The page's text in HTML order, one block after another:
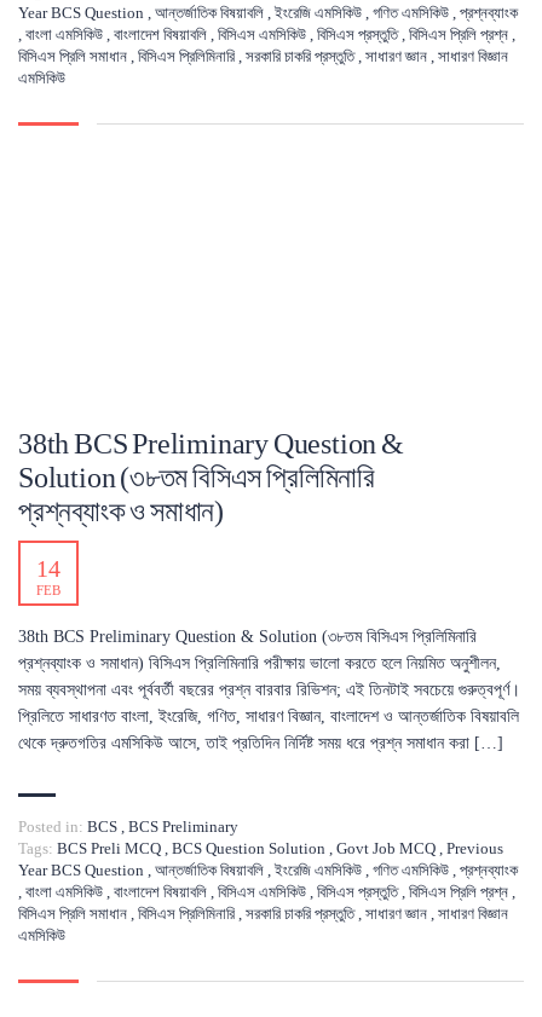
Year BCS Question , আন্তর্জাতিক বিষয়াবলি , ইংরেজি এমসিকিউ , গণিত এমসিকিউ , প্রশ্নব্যাংক
, বাংলা এমসিকিউ , বাংলাদেশ বিষয়াবলি , বিসিএস এমসিকিউ , বিসিএস প্রস্তুতি, বিসিএস প্রিলি প্রশ্ন ,
বিসিএস প্রিলি সমাধান , বিসিএস প্রিলিমিনারি , সরকারি চাকরি প্রস্তুতি, সাধারণ জ্ঞান , সাধারণ বিজ্ঞান
এমসিকিউ
38th BCS Preliminary Question &
Solution (৩৮তম বিসিএস প্রিলিমিনারি
প্রশ্নব্যাংক ও সমাধান)
14
FEB
38th BCS Preliminary Question & Solution (৩৮তম বিসিএস প্রিলিমিনারি
প্রশ্নব্যাংক ও সমাধান) বিসিএস প্রিলিমিনারি পরীক্ষায় ভালো করতে হলে নিয়মিত অনুশীলন,
সময় ব্যবস্থাপনা এবং পূর্ববর্তী বছরের প্রশ্ন বারবার রিভিশন; এই তিনটাই সবচেয়ে গুরুত্বপূর্ণ।
প্রিলিতে সাধারণত বাংলা, ইংরেজি, গণিত, সাধারণ বিজ্ঞান, বাংলাদেশ ও আন্তর্জাতিক বিষয়াবলি
থেকে দ্রুতগতির এমসিকিউ আসে, তাই প্রতিদিন নির্দিষ্ট সময় ধরে প্রশ্ন সমাধান করা […]
Posted in: BCS , BCS Preliminary
Tags: BCS Preli MCQ , BCS Question Solution , Govt Job MCQ , Previous
Year BCS Question , আন্তর্জাতিক বিষয়াবলি , ইংরেজি এমসিকিউ , গণিত এমসিকিউ , প্রশ্নব্যাংক
, বাংলা এমসিকিউ , বাংলাদেশ বিষয়াবলি , বিসিএস এমসিকিউ , বিসিএস প্রস্তুতি, বিসিএস প্রিলি প্রশ্ন ,
বিসিএস প্রিলি সমাধান , বিসিএস প্রিলিমিনারি , সরকারি চাকরি প্রস্তুতি, সাধারণ জ্ঞান , সাধারণ বিজ্ঞান
এমসিকিউ